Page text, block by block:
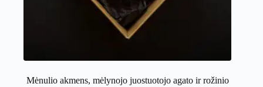
Mėnulio akmens, mėlynojo juostuotojo agato ir rožinio